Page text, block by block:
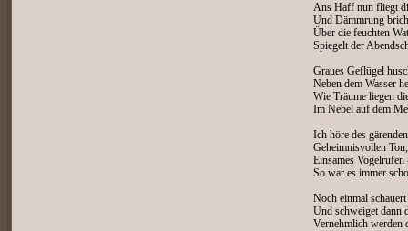
Ans Haff nun fliegt
Und Dämmrung
Über die feuchten
Spiegelt der
Graues Geflügel
Neben dem Wasser
Wie Träume liegen
Im Nebel auf dem
Ich höre des
Geheimnisvollen Ton,
Einsames Vogelrufen
So war es immer
Noch einmal schauert
Und schweiget dann
Vernehmlich werden